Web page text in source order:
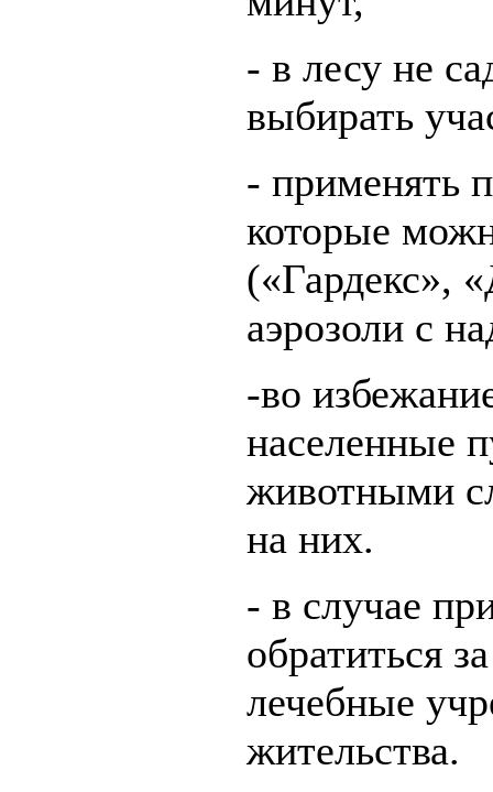
- в лесу не
выбирать
- применять
которые
(«Гардекс»,
аэрозоли с
-во
населенные
животными
на них.
- в случае
обратиться
лечебные
жительства.